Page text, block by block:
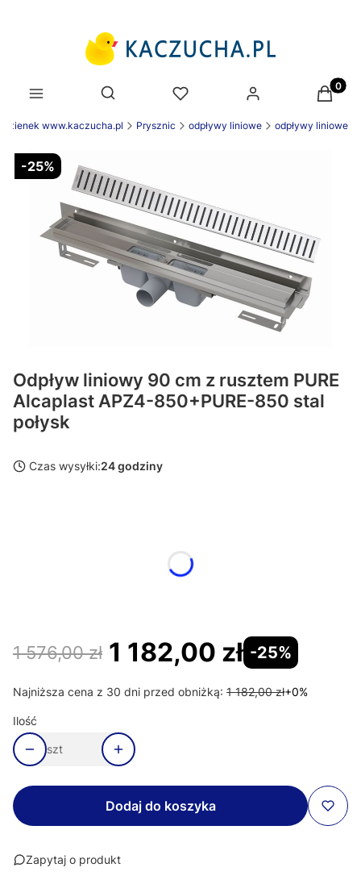
Otwórz wyszukiwarkę
www.kaczucha.pl Prysznic odpływy liniowe odpływy liniowe
-25%
Odpływ liniowy 90 cm z rusztem PURE
Alcaplast APZ4-850+PURE-850 stal
połysk
Czas wysyłki:24 godziny
1 576,00 zł 1 182,00 zł -25%
Najniższa cena z 30 dni przed obniżką: 1 182,00 zł+0%
Ilość
szt
Dodaj do koszyka
Zapytaj o produkt